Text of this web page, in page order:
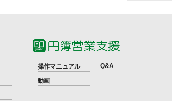
操作マニュアル Q&A
動画